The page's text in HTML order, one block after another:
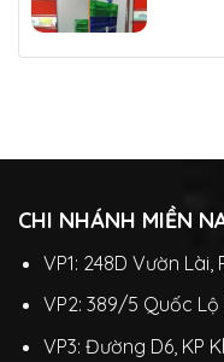
CHI NHÁNH MIỀN
VP1: 248D Vườn Lài,
VP2: 389/5 Quốc Lộ
VP3: Đường D6, KP